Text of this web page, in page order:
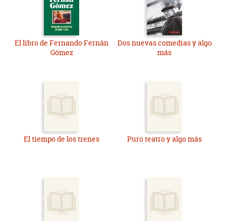
El libro de Fernando Fernán
Gómez
Dos nuevas comedias y algo
más
El tiempo de los trenes Puro teatro y algo más